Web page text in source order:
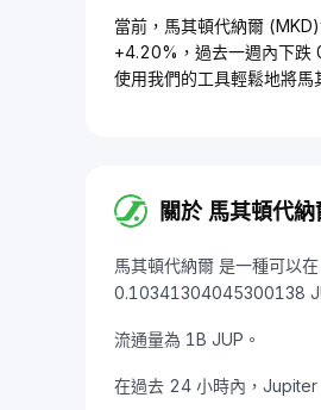
當前，馬其頓代納爾
+4.20%，過去一週內下跌
使用我們的工具輕鬆地將馬
關於 馬其頓代
馬其頓代納爾 是一種可以
0.10341304045300138
流通量為 1B JUP。
在過去 24 小時內，